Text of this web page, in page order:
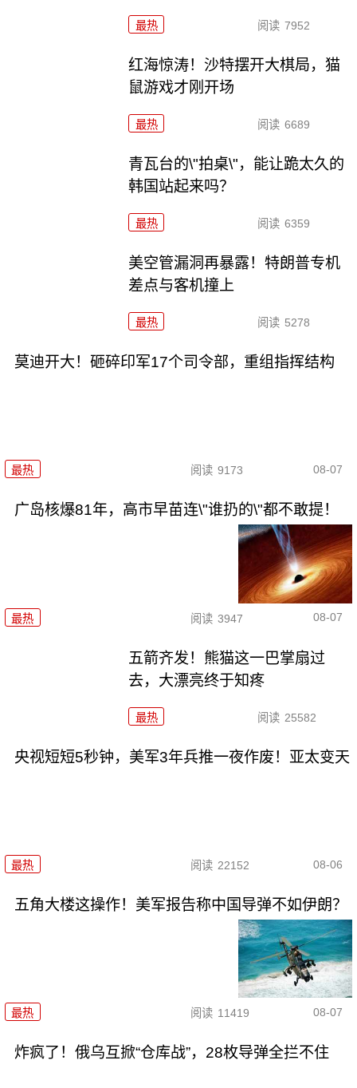
最热 阅读 7952
红海惊涛！沙特摆开大棋局，猫
鼠游戏才刚开场
最热 阅读 6689
青瓦台的\"拍桌\"，能让跪太久的
韩国站起来吗？
最热 阅读 6359
美空管漏洞再暴露！特朗普专机
差点与客机撞上
最热 阅读 5278
莫迪开大！砸碎印军17个司令部，重组指挥结构
最热 阅读 9173 08-07
广岛核爆81年，高市早苗连\"谁扔的\"都不敢提！
最热 阅读 3947 08-07
五箭齐发！熊猫这一巴掌扇过
去，大漂亮终于知疼
最热 阅读 25582
央视短短5秒钟，美军3年兵推一夜作废！亚太变天
最热 阅读 22152 08-06
五角大楼这操作！美军报告称中国导弹不如伊朗？
最热 阅读 11419 08-07
炸疯了！俄乌互掀“仓库战”，28枚导弹全拦不住